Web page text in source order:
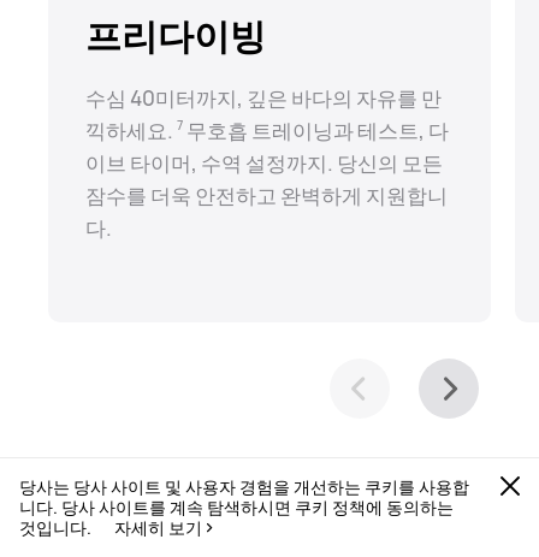
당사는 당사 사이트 및 사용자 경험을 개선하는 쿠키를 사용합
니다. 당사 사이트를 계속 탐색하시면 쿠키 정책에 동의하는
것입니다.
자세히 보기
프리다이빙
수심 40미터까지, 깊은 바다의 자유를 만
끽하세요. ⁠ 7무호흡 트레이닝과 테스트, 다
이브 타이머, 수역 설정까지. 당신의 모든
잠수를 더욱 안전하고 완벽하게 지원합니
다.